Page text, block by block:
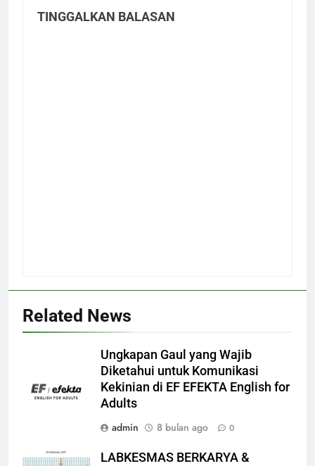
TINGGALKAN BALASAN
Related News
Ungkapan Gaul yang Wajib
Diketahui untuk Komunikasi
Kekinian di EF EFEKTA English for
Adults
admin
8 bulan ago 0
LABKESMAS BERKARYA &